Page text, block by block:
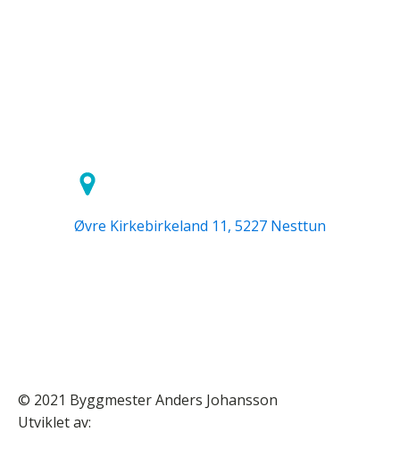
Øvre Kirkebirkeland 11, 5227 Nesttun
© 2021 Byggmester Anders Johansson
Utviklet av: